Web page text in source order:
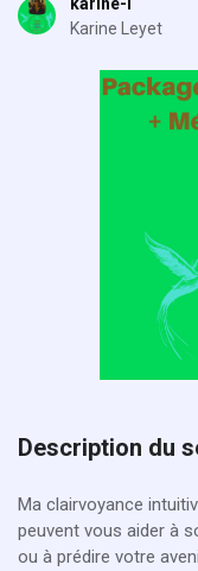
Karine Leyet
Description du
Ma clairvoyance
peuvent vous aider à
ou à prédire votre